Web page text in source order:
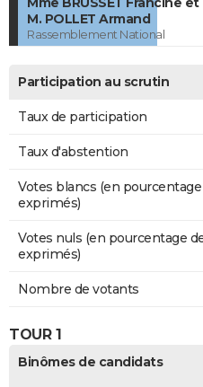
M. POLLET Armand
Rassemblement National
Participation au scrutin
Taux de participation
Taux d'abstention
Votes blancs (en
exprimés)
Votes nuls (en pourcentage
exprimés)
Nombre de votants
TOUR 1
Binômes de candidats